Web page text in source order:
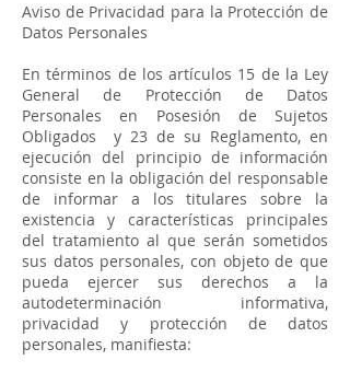
Aviso de Privacidad para la Protección de
Datos Personales
En términos de los artículos 15 de la Ley
General de Protección de Datos
Personales en Posesión de Sujetos
Obligados y 23 de su Reglamento, en
ejecución del principio de información
consiste en la obligación del responsable
de informar a los titulares sobre la
existencia y características principales
del tratamiento al que serán sometidos
sus datos personales, con objeto de que
pueda ejercer sus derechos a la
autodeterminación informativa,
privacidad y protección de datos
personales, manifiesta: